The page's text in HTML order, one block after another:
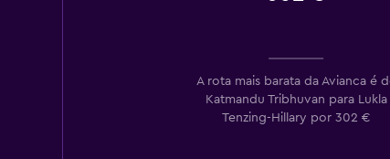
A rota mais barata da Avianca é
Katmandu Tribhuvan para Lukla
Tenzing-Hillary por 302 €